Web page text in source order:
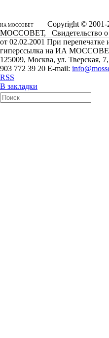
ИА МОССОВЕТ
Copyright © 2001-
МОССОВЕТ, Свидетельство о
от 02.02.2001 При
гиперссылка на ИА МОССОВЕТ
125009, Москва, ул. Тверская,
903 772 39 20 E-mail:
RSS
В закладки